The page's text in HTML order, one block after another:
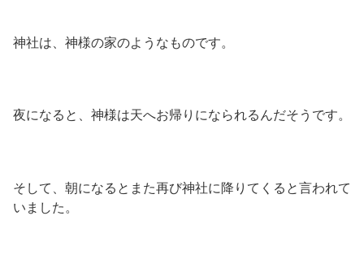
神社は、神様の家のようなものです。
夜になると、神様は天へお帰りになられるんだそうです。
そして、朝になるとまた再び神社に降りてくると言われて
いました。